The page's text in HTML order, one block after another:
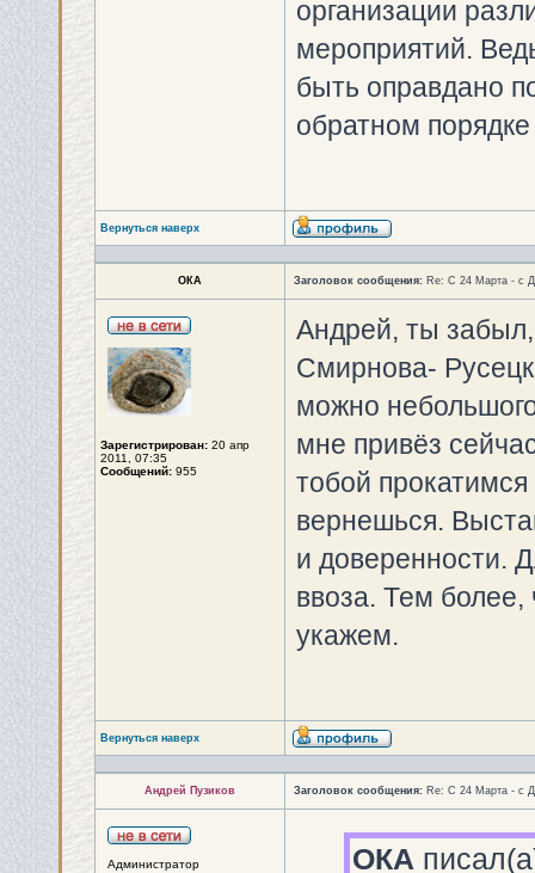
организации
мероприятий.
быть оправдано
обратном
Вернуться наверх
ОКА Заголовок сообщения: Re: С 24 Марта - с
Зарегистрирован: 20 апр
2011, 07:35
Сообщений: 955
Андрей, ты забыл,
Смирнова-
можно
мне привёз
тобой
вернешься.
и доверенности.
ввоза. Тем более,
укажем.
Вернуться наверх
Андрей Пузиков Заголовок сообщения: Re: С 24 Марта - с
Администратор ОКА